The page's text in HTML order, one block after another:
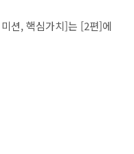
션, 핵심가치]는 [2편]에